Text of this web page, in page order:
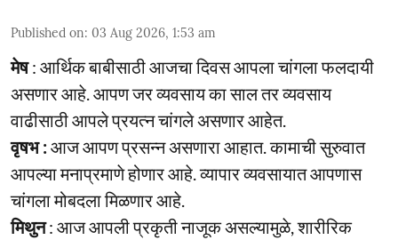
Published on: 03 Aug 2026, 1:53 am
मेष: आर्थिक बाबीसाठी आजचा दिवस आपला चांगला फलदायी
असणार आहे. आपण जर व्यवसाय का साल तर व्यवसाय
वाढीसाठी आपले प्रयत्न चांगले असणार आहेत.
वृषभ :आज आपण प्रसन्न असणारा आहात. कामाची सुरुवात
आपल्या मनाप्रमाणे होणार आहे. व्यापार व्यवसायात आपणास
चांगला मोबदला मिळणार आहे.
मिथुन: आज आपली प्रकृती नाजूक असल्यामुळे, शारीरिक